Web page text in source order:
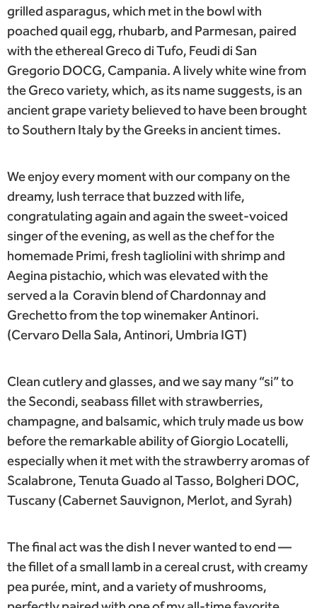
grilled asparagus, which met in the bowl with
poached quail egg, rhubarb, and Parmesan, paired
with the ethereal Greco di Tufo, Feudi di San
Gregorio DOCG, Campania. A lively white wine from
the Greco variety, which, as its name suggests, is an
ancient grape variety believed to have been brought
to Southern Italy by the Greeks in ancient times.
We enjoy every moment with our company on the
dreamy, lush terrace that buzzed with life,
congratulating again and again the sweet-voiced
singer of the evening, as well as the chef for the
homemade Primi, fresh tagliolini with shrimp and
Aegina pistachio, which was elevated with the
served a la Coravin blend of Chardonnay and
Grechetto from the top winemaker Antinori.
(Cervaro Della Sala, Antinori, Umbria IGT)
Clean cutlery and glasses, and we say many “si” to
the Secondi, seabass fillet with strawberries,
champagne, and balsamic, which truly made us bow
before the remarkable ability of Giorgio Locatelli,
especially when it met with the strawberry aromas of
Scalabrone, Tenuta Guado al Tasso, Bolgheri DOC,
Tuscany (Cabernet Sauvignon, Merlot, and Syrah)
The final act was the dish I never wanted to end —
the fillet of a small lamb in a cereal crust, with creamy
pea purée, mint, and a variety of mushrooms,